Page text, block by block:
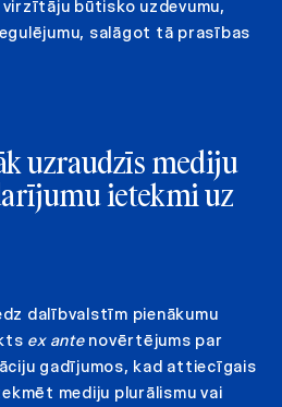
būtisko uzdevumu,
salāgot tā prasības
uzraudzīs mediju
ietekmi uz
dalībvalstīm pienākumu
ex antenovērtējums par
gadījumos, kad attiecīgais
mediju plurālismu vai